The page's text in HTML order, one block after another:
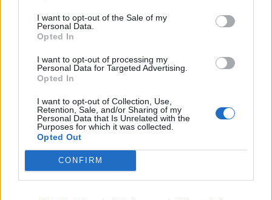
I want to opt-out of the Sale of my
Personal Data.
Opted In
I want to opt-out of processing my
Personal Data for Targeted Advertising.
Opted In
I want to opt-out of Collection, Use,
Retention, Sale, and/or Sharing of my
Personal Data that Is Unrelated with the
Purposes for which it was collected.
Opted Out
CONFIRM
Commenti
Accedi o
L'email è richiesta ma non verrà mostrata ai visitatori. Il contenuto di questo
commento esprime il pensiero dell'autore e non rappresenta la linea editoriale
di VareseNews.it, che rimane autonoma e indipendente. I messaggi inclusi nei
possono essere automaticamente pubblicati senza filtro preventivo. I commenti
che includano uno o più link a siti esterni verranno rimossi in automatico dal